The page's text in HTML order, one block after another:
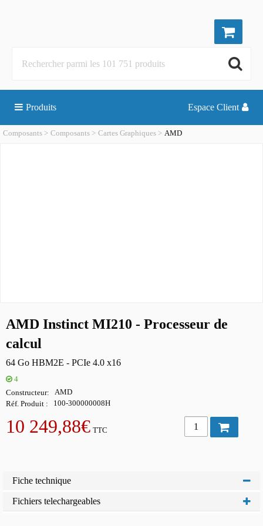
Produits Espace Client
Composants Composants Cartes Graphiques AMD
AMD Instinct MI210 - Processeur de
calcul
64 Go HBM2E - PCIe 4.0 x16
4
Constructeur AMD
Réf. Produit 100-300000008H
10 249,88€ TTC
Fiche technique
Fichiers telechargeables